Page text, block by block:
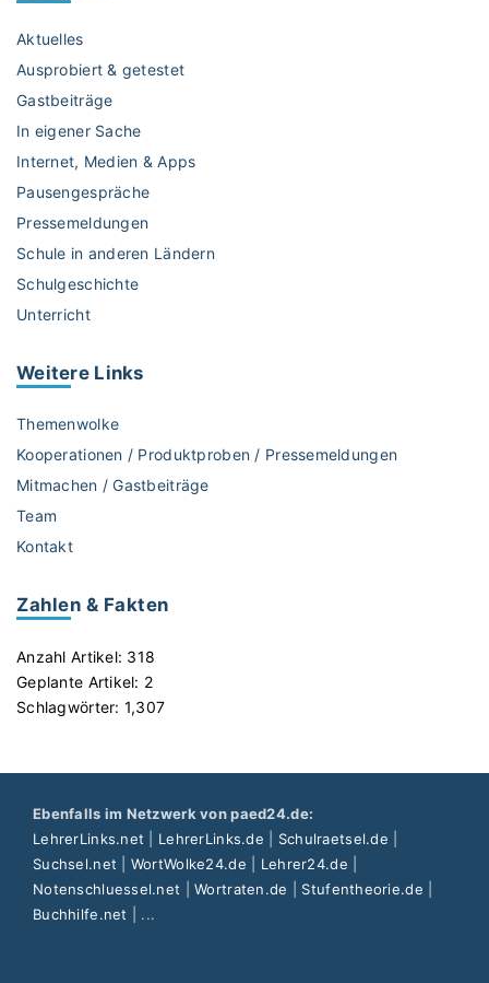
Aktuelles
Ausprobiert & getestet
Gastbeiträge
In eigener Sache
Internet, Medien & Apps
Pausengespräche
Pressemeldungen
Schule in anderen Ländern
Schulgeschichte
Unterricht
Weitere Links
Themenwolke
Kooperationen / Produktproben / Pressemeldungen
Mitmachen / Gastbeiträge
Team
Kontakt
Zahlen & Fakten
Anzahl Artikel: 318
Geplante Artikel: 2
Schlagwörter: 1,307
Ebenfalls im Netzwerk von paed24.de:
LehrerLinks.net
LehrerLinks.de Schulraetsel.de
Suchsel.net
WortWolke24.de Lehrer24.de
Notenschluessel.net |Wortraten.de Stufentheorie.de
Buchhilfe.net
| ...